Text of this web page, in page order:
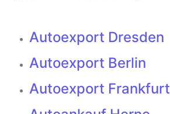
Autoexport Dresden
Autoexport Berlin
Autoexport Frankfurt